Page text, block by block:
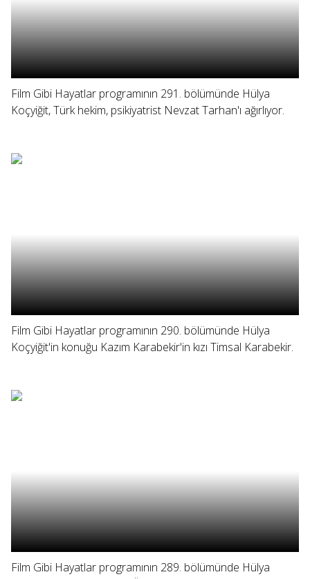
Film Gibi Hayatlar programının 291. bölümünde Hülya
Koçyiğit, Türk hekim, psikiyatrist Nevzat Tarhan'ı ağırlıyor.
Film Gibi Hayatlar programının 290. bölümünde Hülya
Koçyiğit'in konuğu Kazım Karabekir'in kızı Timsal Karabekir.
Film Gibi Hayatlar programının 289. bölümünde Hülya